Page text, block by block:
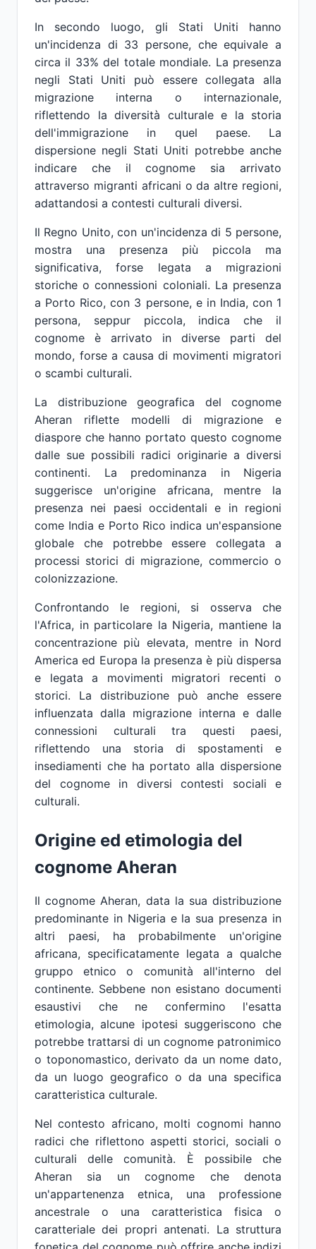
In secondo luogo, gli Stati Uniti hanno
un'incidenza di 33 persone, che equivale a
circa il 33% del totale mondiale. La presenza
negli Stati Uniti può essere collegata alla
migrazione interna o internazionale,
riflettendo la diversità culturale e la storia
dell'immigrazione in quel paese. La
dispersione negli Stati Uniti potrebbe anche
indicare che il cognome sia arrivato
attraverso migranti africani o da altre regioni,
adattandosi a contesti culturali diversi.
Il Regno Unito, con un'incidenza di 5 persone,
mostra una presenza più piccola ma
significativa, forse legata a migrazioni
storiche o connessioni coloniali. La presenza
a Porto Rico, con 3 persone, e in India, con 1
persona, seppur piccola, indica che il
cognome è arrivato in diverse parti del
mondo, forse a causa di movimenti migratori
o scambi culturali.
La distribuzione geografica del cognome
Aheran riflette modelli di migrazione e
diaspore che hanno portato questo cognome
dalle sue possibili radici originarie a diversi
continenti. La predominanza in Nigeria
suggerisce un'origine africana, mentre la
presenza nei paesi occidentali e in regioni
come India e Porto Rico indica un'espansione
globale che potrebbe essere collegata a
processi storici di migrazione, commercio o
colonizzazione.
Confrontando le regioni, si osserva che
l'Africa, in particolare la Nigeria, mantiene la
concentrazione più elevata, mentre in Nord
America ed Europa la presenza è più dispersa
e legata a movimenti migratori recenti o
storici. La distribuzione può anche essere
influenzata dalla migrazione interna e dalle
connessioni culturali tra questi paesi,
riflettendo una storia di spostamenti e
insediamenti che ha portato alla dispersione
del cognome in diversi contesti sociali e
culturali.
Origine ed etimologia del
cognome Aheran
Il cognome Aheran, data la sua distribuzione
predominante in Nigeria e la sua presenza in
altri paesi, ha probabilmente un'origine
africana, specificatamente legata a qualche
gruppo etnico o comunità all'interno del
continente. Sebbene non esistano documenti
esaustivi che ne confermino l'esatta
etimologia, alcune ipotesi suggeriscono che
potrebbe trattarsi di un cognome patronimico
o toponomastico, derivato da un nome dato,
da un luogo geografico o da una specifica
caratteristica culturale.
Nel contesto africano, molti cognomi hanno
radici che riflettono aspetti storici, sociali o
culturali delle comunità. È possibile che
Aheran sia un cognome che denota
un'appartenenza etnica, una professione
ancestrale o una caratteristica fisica o
caratteriale dei propri antenati. La struttura